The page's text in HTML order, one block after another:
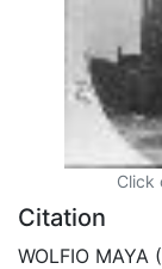
Click
Citation
WOLFIO